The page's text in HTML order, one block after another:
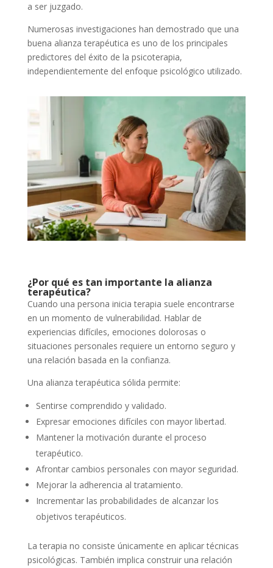
a ser juzgado.
Numerosas investigaciones han demostrado que una
buena alianza terapéutica es uno de los principales
predictores del éxito de la psicoterapia,
independientemente del enfoque psicológico utilizado.
¿Por qué es tan importante la alianza
terapéutica?
Cuando una persona inicia terapia suele encontrarse
en un momento de vulnerabilidad. Hablar de
experiencias difíciles, emociones dolorosas o
situaciones personales requiere un entorno seguro y
una relación basada en la confianza.
Una alianza terapéutica sólida permite:
Sentirse comprendido y validado.
Expresar emociones difíciles con mayor libertad.
Mantener la motivación durante el proceso
terapéutico.
Afrontar cambios personales con mayor seguridad.
Mejorar la adherencia al tratamiento.
Incrementar las probabilidades de alcanzar los
objetivos terapéuticos.
La terapia no consiste únicamente en aplicar técnicas
psicológicas. También implica construir una relación